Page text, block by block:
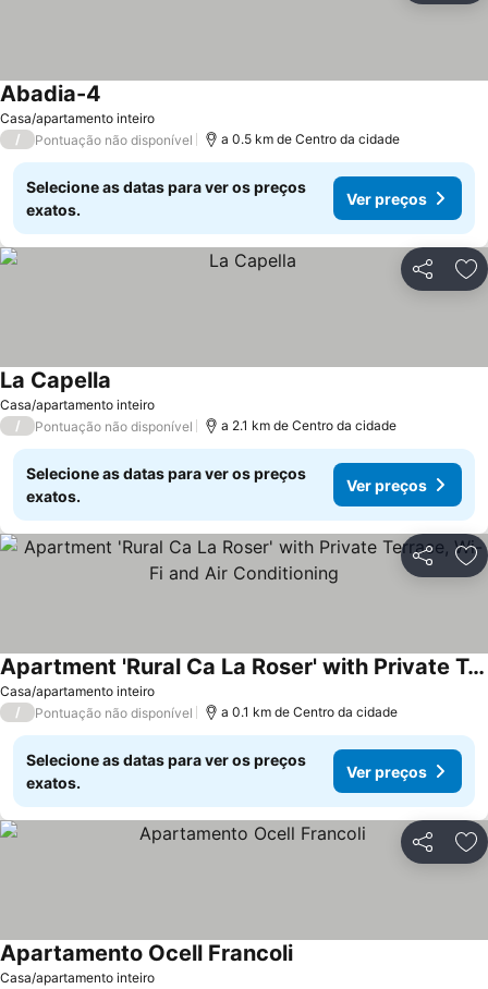
Casa/apartamento inteiro
Abadia-4
/ Pontuação não disponível a 0.5 km de Centro da cidade
Selecione as datas para ver os preços
exatos.
Ver preços
Partilhar
Casa/apartamento inteiro
La Capella
/ Pontuação não disponível a 2.1 km de Centro da cidade
Selecione as datas para ver os preços
exatos.
Ver preços
Partilhar
Casa/apartamento inteiro
Apartment 'Rural Ca La Roser' with Private Terrace, Wi-Fi and Air Conditioning
/ Pontuação não disponível a 0.1 km de Centro da cidade
Selecione as datas para ver os preços
exatos.
Ver preços
Partilhar
Casa/apartamento inteiro
Apartamento Ocell Francoli